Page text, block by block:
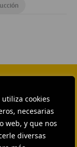
cookies
necesarias
web, y que nos
diversas